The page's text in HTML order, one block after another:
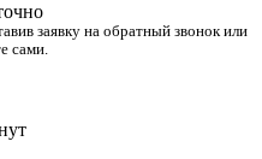
заявку на обратный звонок или
сами.